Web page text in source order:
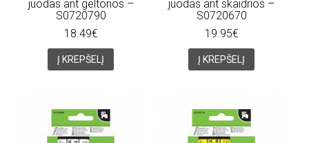
juodas ant geltonos –
S0720790
18.49€
Į KREPŠELĮ
juodas ant skaidrios –
S0720670
19.95€
Į KREPŠELĮ